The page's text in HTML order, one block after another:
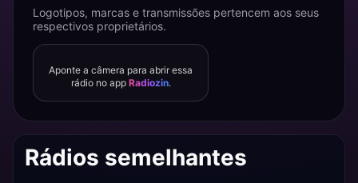
Logotipos, marcas e transmissões pertencem aos seus
respectivos proprietários.
Aponte a câmera para abrir essa
rádio no app Radiozin.
Rádios semelhantes